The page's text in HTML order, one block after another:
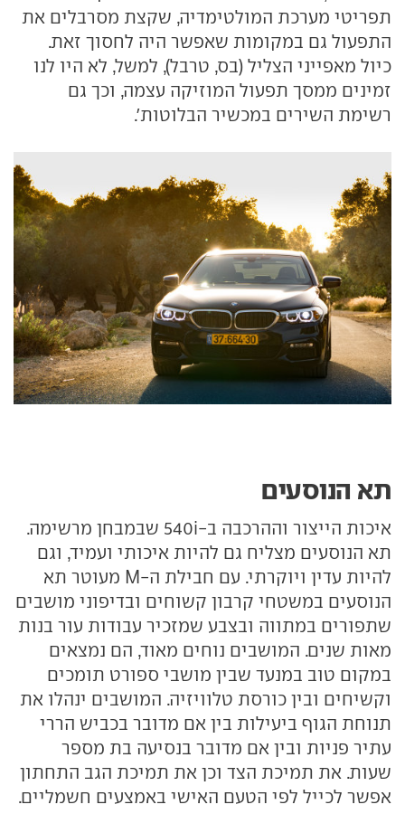
תפריטי מערכת המולטימדיה, שקצת מסרבלים את
התפעול גם במקומות שאפשר היה לחסוך זאת.
כיול מאפייני הצליל (בס, טרבל), למשל, לא היו לנו
זמינים ממסך תפעול המוזיקה עצמה, וכך גם
רשימת השירים במכשיר הבלוטות'.
תא הנוסעים
איכות הייצור וההרכבה ב-540i שבמבחן מרשימה.
תא הנוסעים מצליח גם להיות איכותי ועמיד, וגם
להיות עדין ויוקרתי. עם חבילת ה-M מעוטר תא
הנוסעים במשטחי קרבון קשוחים ובדיפוני מושבים
שתפורים במתווה ובצבע שמזכיר עבודות עור בנות
מאות שנים. המושבים נוחים מאוד, הם נמצאים
במקום טוב במנעד שבין מושבי ספורט תומכים
וקשיחים ובין כורסת טלוויזיה. המושבים ינהלו את
תנוחת הגוף ביעילות בין אם מדובר בכביש הררי
עתיר פניות ובין אם מדובר בנסיעה בת מספר
שעות. את תמיכת הצד וכן את תמיכת הגב התחתון
אפשר לכייל לפי הטעם האישי באמצעים חשמליים.